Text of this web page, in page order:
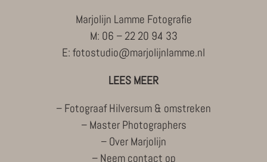
Marjolijn Lamme Fotografie
M: 06 – 22 20 94 33
E: fotostudio@marjolijnlamme.nl
LEES MEER
– Fotograaf Hilversum & omstreken
– Master Photographers
– Over Marjolijn
– Neem contact op